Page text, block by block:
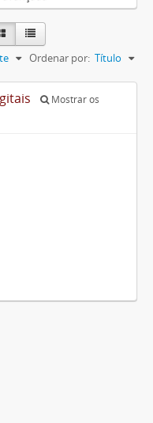
Ordenar por: Título
Mostrar os